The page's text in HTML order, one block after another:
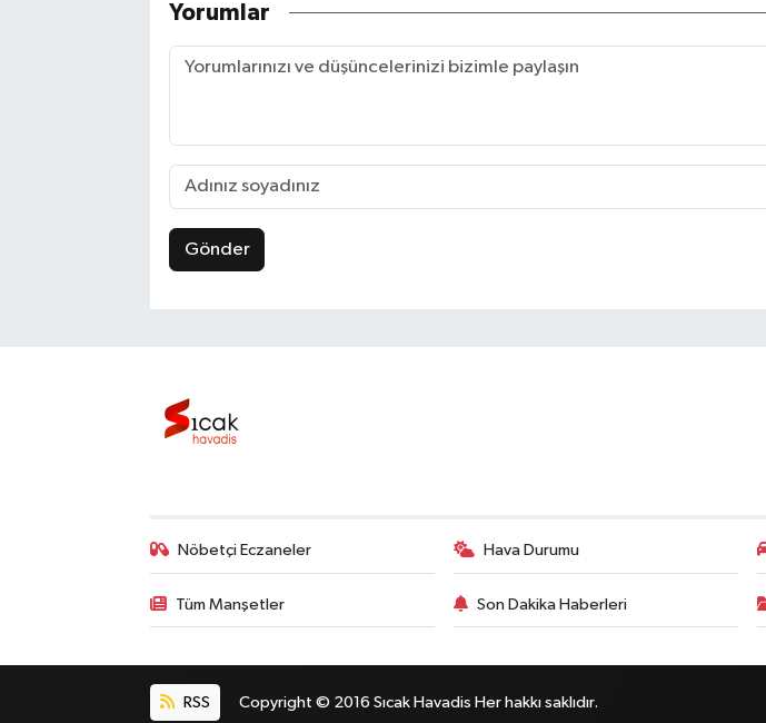
Yorumlar
Gönder
Nöbetçi Eczaneler Hava Durumu
Tüm Manşetler Son Dakika Haberleri
RSS Copyright © 2016 Sıcak Havadis Her hakkı saklıdır.